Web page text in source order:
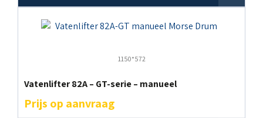
1150*572
Vatenlifter 82A – GT-serie – manueel
Prijs op aanvraag